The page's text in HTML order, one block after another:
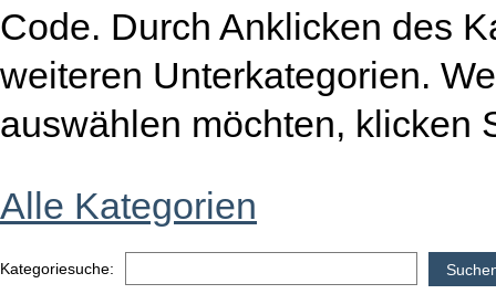
Code. Durch Anklicken des
weiteren Unterkategorien.
auswählen möchten, klicken
Alle Kategorien
Kategoriesuche: